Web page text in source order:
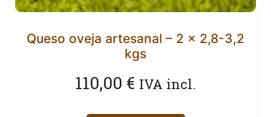
Queso oveja artesanal – 2 x 2,8-3,2
kgs
110,00 € IVA incl.